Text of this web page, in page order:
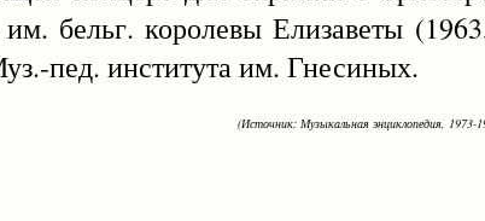
бельг. королевы Елизаветы
пед. института им. Гнесиных.
(Источник: Музыкальная энциклопедия, 1973-